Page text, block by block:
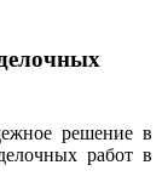
решение в
работ в